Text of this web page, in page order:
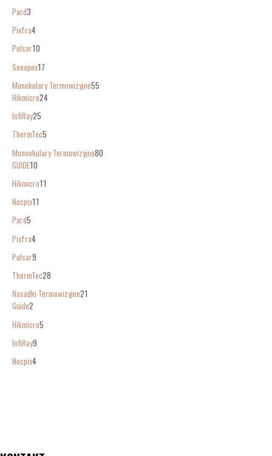
Pard3
Pixfra4
Pulsar10
Senopex17
Monokulary Termowizyjne55
Hikmicro24
InfiRay25
ThermTec5
Monookulary Termowizyjne80
GUIDE10
Hikmicro11
Nocpix11
Pard5
Pixfra4
Pulsar9
ThermTec28
Nasadki Termowizyjne21
Guide2
Hikmicro5
InfiRay9
Nocpix4